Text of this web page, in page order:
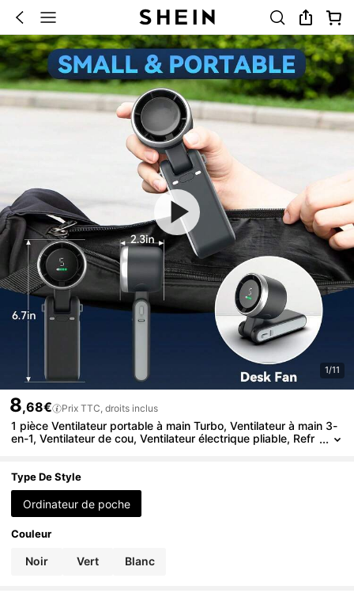
1/11
8,68€ Prix TTC, droits inclus
1 pièce Ventilateur portable à main Turbo, Ventilateur à main 3-
en-1, Ventilateur de cou, Ventilateur électrique pliable, Refr
de plein air, le camping, l'école, l'utilisation au bureau en été
Type De Style
Ordinateur de poche
Couleur
Noir Vert Blanc